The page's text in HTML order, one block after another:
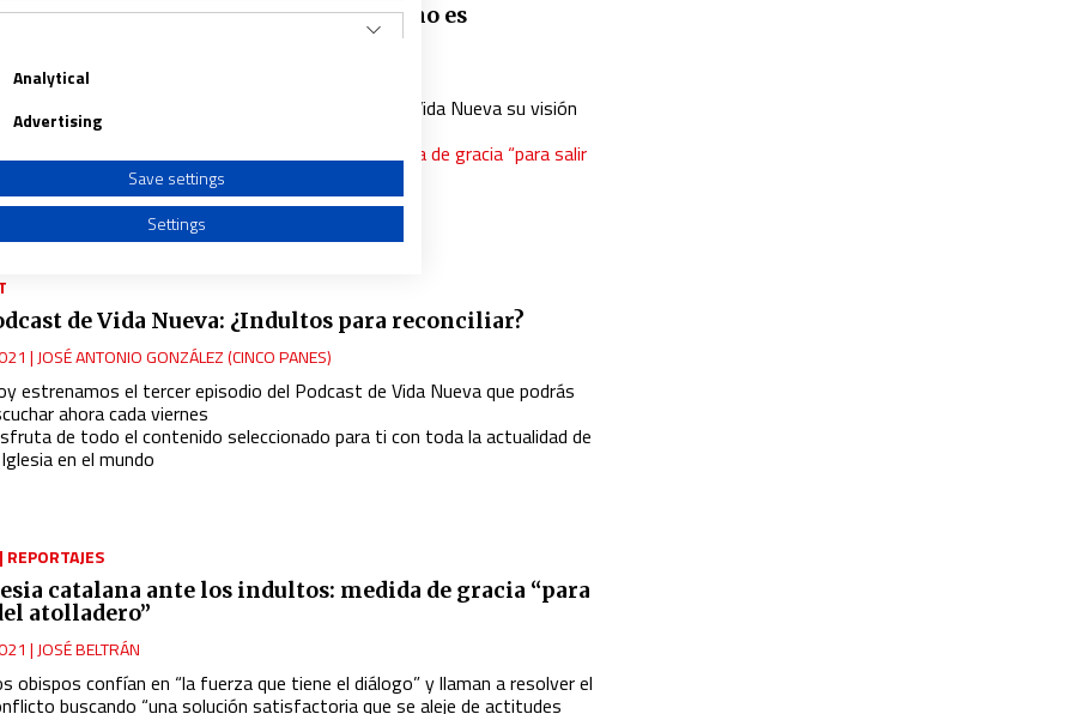
Maria Carbonell: “La Iglesia catalana no es
|JOSÉ BELTRÁN
de la Facultat de Blanquerna comparte con Vida Nueva su visión
el conflicto social y político catalán
La Iglesia catalana ante los indultos: medida de gracia “para salir
Los indultos y la plaza del reencuentro
completa solo para suscriptores
de Vida Nueva: ¿Indultos para reconciliar?
| JOSÉ ANTONIO GONZÁLEZ (CINCO PANES)
estrenamos el tercer episodio del Podcast de Vida Nueva que podrás
ahora cada viernes
de todo el contenido seleccionado para ti con toda la actualidad de
en el mundo
REPORTAJES
catalana ante los indultos: medida de gracia “para
atolladero”
|JOSÉ BELTRÁN
obispos confían en “la fuerza que tiene el diálogo” y llaman a resolver el
buscando “una solución satisfactoria que se aleje de actitudes
from different sources
Analytical
Advertising
Save settings
Settings